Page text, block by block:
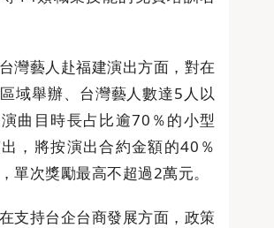
灣藝人赴福建演出方面，對在
域舉辦、台灣藝人數達5人以
曲目時長占比逾70％的小型
，將按演出合約金額的40％
單次獎勵最高不超過2萬元。
支持台企台商發展方面，政策